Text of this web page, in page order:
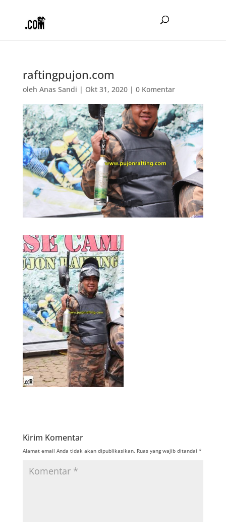
raftingpujon.com
oleh Anas Sandi | Okt 31, 2020| 0 Komentar
Kirim Komentar
Alamat email Anda tidak akan dipublikasikan. Ruas yang wajib ditandai *